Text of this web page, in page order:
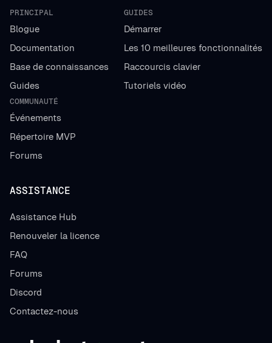
PRINCIPAL
Blogue
Documentation
Base de connaissances
Guides
GUIDES
Démarrer
Les 10 meilleures fonctionnalités
Raccourcis clavier
Tutoriels vidéo
COMMUNAUTÉ
Événements
Répertoire MVP
Forums
ASSISTANCE
Assistance Hub
Renouveler la licence
FAQ
Forums
Discord
Contactez-nous